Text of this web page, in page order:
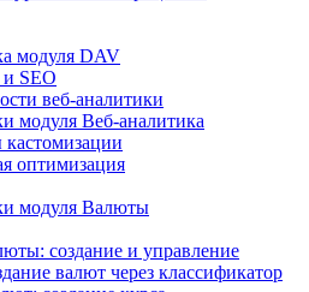
модуля DAV
SEO
веб-аналитики
модуля Веб-аналитика
оптимизация
модуля Валюты
создание и управление
валют через классификатор